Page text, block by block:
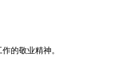
的敬业精神。